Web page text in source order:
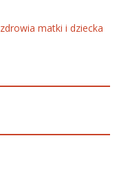
matki i dziecka